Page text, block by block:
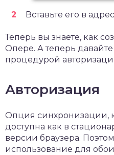
Вставьте его в
Теперь вы знаете, как
Опере. А теперь
процедурой
Авторизация
Опция синхронизации,
доступна как в
версии браузера.
использование для